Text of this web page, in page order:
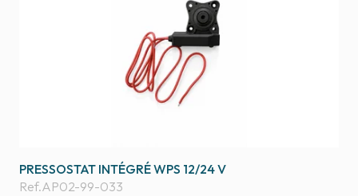
PRESSOSTAT INTÉGRÉ WPS 12/24 V
Ref.AP02-99-033